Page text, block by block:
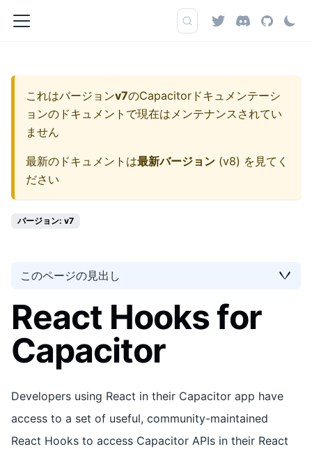
これはバージョンv7のCapacitorドキュメンテーシ
ョンのドキュメントで現在はメンテナンスされてい
ません
最新のドキュメントは最新バージョン (v8) を見てく
ださい
バージョン: v7
このページの見出し
React Hooks for
Capacitor
Developers using React in their Capacitor app have
access to a set of useful, community-maintained
React Hooks to access Capacitor APIs in their React